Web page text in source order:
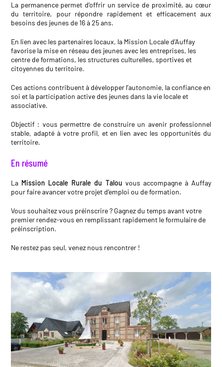
La permanence permet d’offrir un service de proximité, au cœur
du territoire, pour répondre rapidement et efficacement aux
besoins des jeunes de 16 à 25 ans.
En lien avec les partenaires locaux, la Mission Locale d’Auffay
favorise la mise en réseau des jeunes avec les entreprises, les
centre de formations, les structures culturelles, sportives et
citoyennes du territoire.
Ces actions contribuent à développer l’autonomie, la confiance en
soi et la participation active des jeunes dans la vie locale et
associative.
Objectif : vous permettre de construire un avenir professionnel
stable, adapté à votre profil, et en lien avec les opportunités du
territoire.
En résumé
La Mission Locale Rurale du Talou vous accompagne à Auffay
pour faire avancer votre projet d’emploi ou de formation.
Vous souhaitez vous préinscrire ? Gagnez du temps avant votre
premier rendez-vous en remplissant rapidement leformulaire de
préinscription.
Ne restez pas seul, venez nous rencontrer !